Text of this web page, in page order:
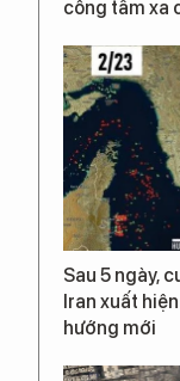
công tầm xa
Sau 5 ngày,
Iran xuất
hướng mới